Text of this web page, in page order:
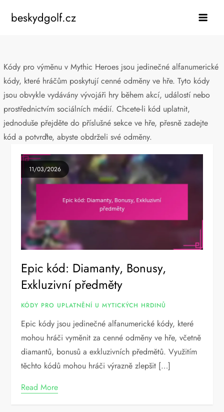
beskydgolf.cz
Kódy pro výměnu v Mythic Heroes jsou jedinečné alfanumerické
kódy, které hráčům poskytují cenné odměny ve hře. Tyto kódy
jsou obvykle vydávány vývojáři hry během akcí, událostí nebo
prostřednictvím sociálních médií. Chcete-li kód uplatnit,
jednoduše přejděte do příslušné sekce ve hře, přesně zadejte
kód a potvrďte, abyste obdrželi své odměny.
11/03/2026
Epic kód: Diamanty, Bonusy,
Exkluzivní předměty
KÓDY PRO UPLATNĚNÍ U MYTICKÝCH HRDINŮ
Epic kódy jsou jedinečné alfanumerické kódy, které
mohou hráči vyměnit za cenné odměny ve hře, včetně
diamantů, bonusů a exkluzivních předmětů. Využitím
těchto kódů mohou hráči výrazně zlepšit […]
Read More